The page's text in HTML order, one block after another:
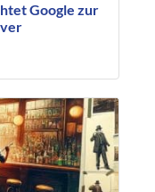
Google zur